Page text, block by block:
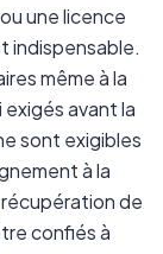
une licence
indispensable.
même à la
avant la
sont exigibles
à la
de
confiés à